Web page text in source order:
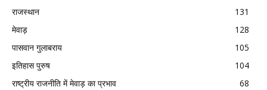
राजस्थान
131
मेवाड़
128
पासवान गुलाबराय
105
इतिहास पुरुष
104
राष्ट्रीय राजनीति में मेवाड़ का प्रभाव
68